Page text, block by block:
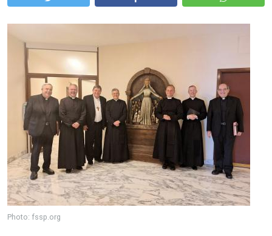
Photo: fssp.org